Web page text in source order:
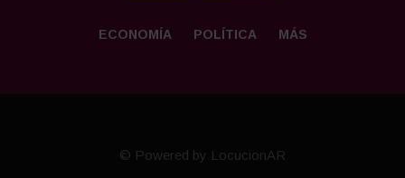
ECONOMÍA POLÍTICA MÁS
© Powered by LocucionAR